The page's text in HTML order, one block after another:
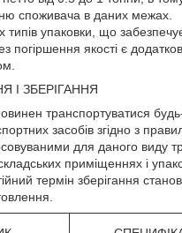
споживача в даних межах.
типів упаковки, що
погіршення якості є
І ЗБЕРІГАННЯ
транспортуватися
засобів згідно з
для даного виду
приміщеннях і
термін зберігання